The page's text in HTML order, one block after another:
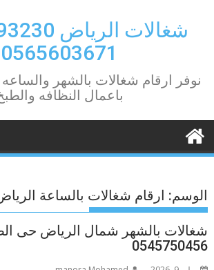
content
0565603671
نوفر ارقام شغالات بالشهر والساعه
باعمال النظافه
الوسم: ارقام شغالات بالساعة
شغالات بالشهر شمال الرياض حى
0545750456